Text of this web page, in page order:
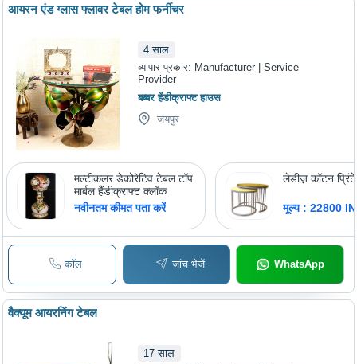
आयरन एंड ग्लास फ्लावर टेबल होम फर्नीचर
4 साल
व्यापार प्रकार: Manufacturer | Service
Provider
बब्बर हेंडीक्राफ्ट हाउस
जयपुर
मल्टीकलर डेकोरेटिव टेबल टॉप
मार्बल हैंडीक्राफ्ट क्लॉक
नवीनतम कीमत पता करें
लेडीज़ कॉटन
मूल्य : 22800
कॉल जांच भेजें WhatsApp
वैक्यूम आयरनिंग टेबल
17 साल